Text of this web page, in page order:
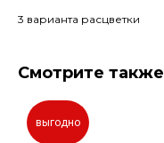
3 варианта расцветки
Смотрите также
выгодно